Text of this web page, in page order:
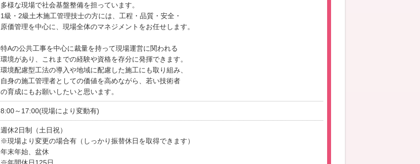
多様な現場で社会基盤整備を担っています。
1級・2級土木施工管理技士の方には、工程・品質・安全・
原価管理を中心に、現場全体のマネジメントをお任せします。
特Aの公共工事を中心に裁量を持って現場運営に関われる
環境があり、これまでの経験や資格を存分に発揮できます。
環境配慮型工法の導入や地域に配慮した施工にも取り組み、
自身の施工管理者としての価値を高めながら、若い技術者
の育成にもお願いしたいと思います。
8:00～17:00(現場により変動有)
週休2日制（土日祝）
※現場より変更の場合有（しっかり振替休日を取得できます）
年末年始、盆休
※年間休日125日